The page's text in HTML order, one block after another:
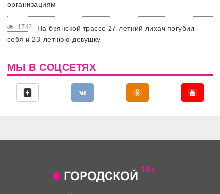
организациям
1742
На брянской трассе 27-летний лихач погубил
себя и 23-летнюю девушку
МЫ В СОЦСЕТЯХ